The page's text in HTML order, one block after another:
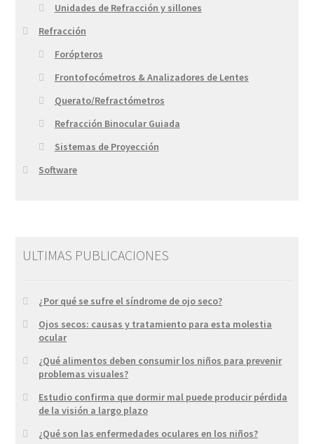
Unidades de Refracción y sillones
Refracción
Forópteros
Frontofocómetros & Analizadores de Lentes
Querato/Refractómetros
Refracción Binocular Guiada
Sistemas de Proyección
Software
ULTIMAS PUBLICACIONES
¿Por qué se sufre el síndrome de ojo seco?
Ojos secos: causas y tratamiento para esta molestia
ocular
¿Qué alimentos deben consumir los niños para prevenir
problemas visuales?
Estudio confirma que dormir mal puede producir pérdida
de la visión a largo plazo
¿Qué son las enfermedades oculares en los niños?